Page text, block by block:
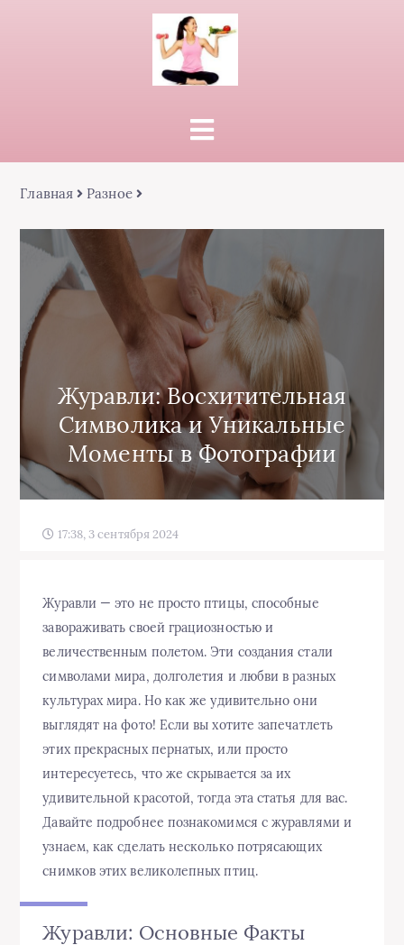
Главная Разное
Журавли: Восхитительная
Символика и Уникальные
Моменты в Фотографии
17:38, 3 сентября 2024
Журавли — это не просто птицы, способные
завораживать своей грациозностью и
величественным полетом. Эти создания стали
символами мира, долголетия и любви в разных
культурах мира. Но как же удивительно они
выглядят на фото! Если вы хотите запечатлеть
этих прекрасных пернатых, или просто
интересуетесь, что же скрывается за их
удивительной красотой, тогда эта статья для вас.
Давайте подробнее познакомимся с журавлями и
узнаем, как сделать несколько потрясающих
снимков этих великолепных птиц.
Журавли: Основные Факты